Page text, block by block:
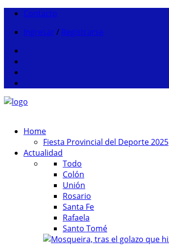
Contacto
Ingresar / Registrarse
Home
Fiesta Provincial del Deporte 2025
Actualidad
Todo
Colón
Unión
Rosario
Santa Fe
Rafaela
Santo Tomé